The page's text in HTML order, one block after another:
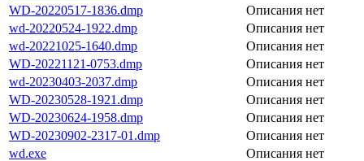
WD-20220517-1836.dmp
Описания нет
wd-20220524-1922.dmp
Описания нет
wd-20221025-1640.dmp
Описания нет
WD-20221121-0753.dmp
Описания нет
wd-20230403-2037.dmp
Описания нет
WD-20230528-1921.dmp
Описания нет
WD-20230624-1958.dmp
Описания нет
WD-20230902-2317-01.dmp
Описания нет
wd.exe
Описания нет